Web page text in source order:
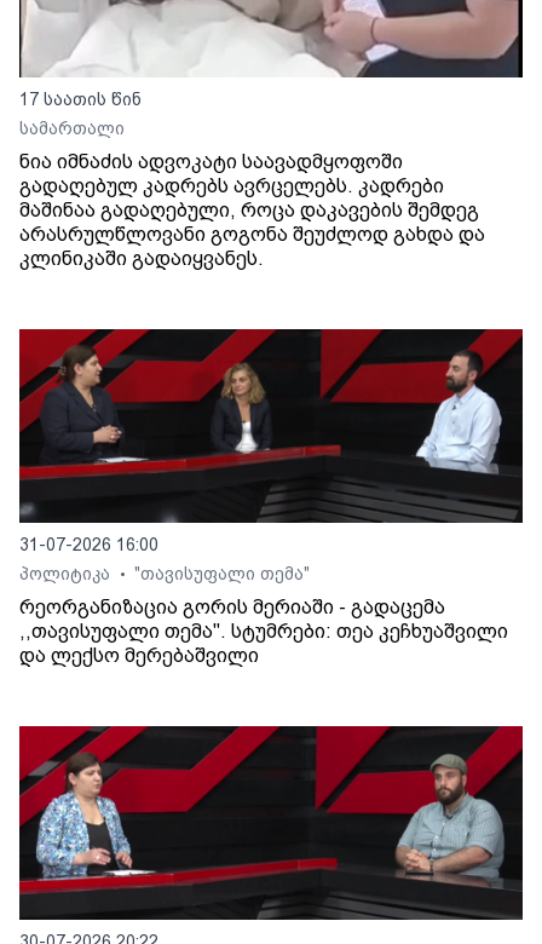
17 საათის წინ
სამართალი
ნია იმნაძის ადვოკატი საავადმყოფოში
გადაღებულ კადრებს ავრცელებს. კადრები
მაშინაა გადაღებული, როცა დაკავების შემდეგ
არასრულწლოვანი გოგონა შეუძლოდ გახდა და
კლინიკაში გადაიყვანეს.
31-07-2026 16:00
პოლიტიკა
• "თავისუფალი თემა"
რეორგანიზაცია გორის მერიაში - გადაცემა
,,თავისუფალი თემა". სტუმრები: თეა კეჩხუაშვილი
და ლექსო მერებაშვილი